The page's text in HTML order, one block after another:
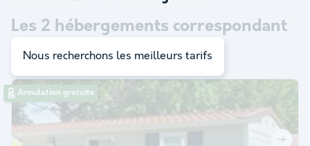
Les 2 hébergements correspondant
à votre sélection
Annulation gratuite
Nous recherchons les meilleurs tarifs